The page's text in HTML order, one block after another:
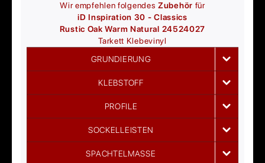
Wir empfehlen folgendesZubehör für
iD Inspiration 30 - Classics
Rustic Oak Warm Natural 24524027
Tarkett Klebevinyl
GRUNDIERUNG
KLEBSTOFF
PROFILE
SOCKELLEISTEN
SPACHTELMASSE